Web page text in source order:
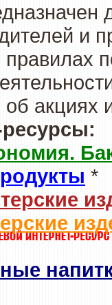
и
правилах
об
*